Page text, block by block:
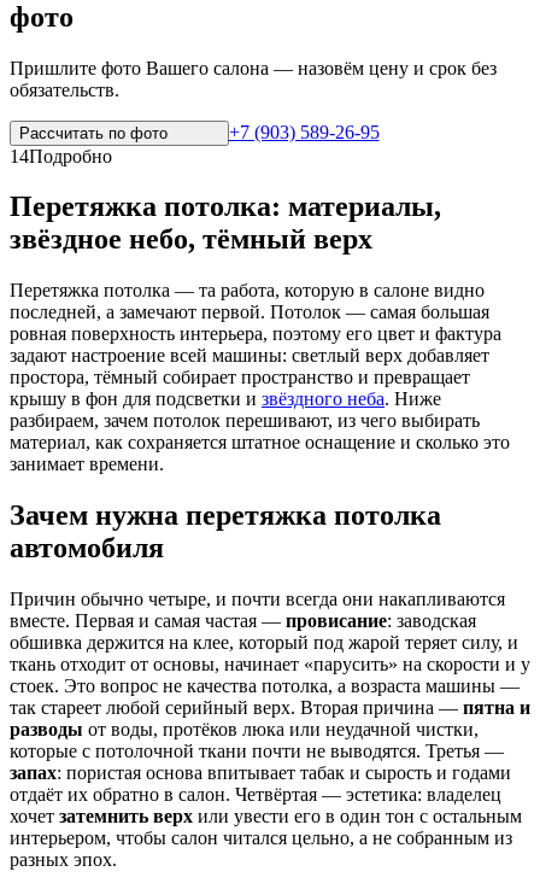
фото
Пришлите фото Вашего салона — назовём цену и срок без
обязательств.
Рассчитать по фото
+7 (903) 589-26-95
14Подробно
Перетяжка потолка: материалы,
звёздное небо, тёмный верх
Перетяжка потолка — та работа, которую в салоне видно
последней, а замечают первой. Потолок — самая большая
ровная поверхность интерьера, поэтому его цвет и фактура
задают настроение всей машины: светлый верх добавляет
простора, тёмный собирает пространство и превращает
крышу в фон для подсветки и звёздного неба. Ниже
разбираем, зачем потолок перешивают, из чего выбирать
материал, как сохраняется штатное оснащение и сколько это
занимает времени.
Зачем нужна перетяжка потолка
автомобиля
Причин обычно четыре, и почти всегда они накапливаются
вместе. Первая и самая частая — провисание: заводская
обшивка держится на клее, который под жарой теряет силу, и
ткань отходит от основы, начинает «парусить» на скорости и у
стоек. Это вопрос не качества потолка, а возраста машины —
так стареет любой серийный верх. Вторая причина — пятна и
разводы от воды, протёков люка или неудачной чистки,
которые с потолочной ткани почти не выводятся. Третья —
запах: пористая основа впитывает табак и сырость и годами
отдаёт их обратно в салон. Четвёртая — эстетика: владелец
хочет затемнить верх или увести его в один тон с остальным
интерьером, чтобы салон читался цельно, а не собранным из
разных эпох.